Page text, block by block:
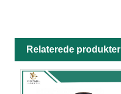
Relaterede produkter